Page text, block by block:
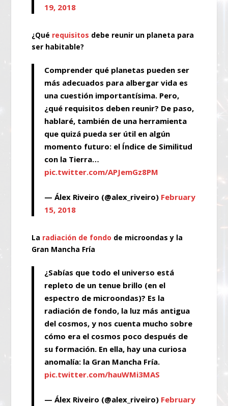
19, 2018
¿Qué requisitos debe reunir un planeta para
ser habitable?
Comprender qué planetas pueden ser
más adecuados para albergar vida es
una cuestión importantísima. Pero,
¿qué requisitos deben reunir? De paso,
hablaré, también de una herramienta
que quizá pueda ser útil en algún
momento futuro: el Índice de Similitud
con la Tierra…
pic.twitter.com/APJemGz8PM
— Álex Riveiro (@alex_riveiro) February
15, 2018
La radiación de fondo de microondas y la
Gran Mancha Fría
¿Sabías que todo el universo está
repleto de un tenue brillo (en el
espectro de microondas)? Es la
radiación de fondo, la luz más antigua
del cosmos, y nos cuenta mucho sobre
cómo era el cosmos poco después de
su formación. En ella, hay una curiosa
anomalía: la Gran Mancha Fría.
pic.twitter.com/hauWMi3MAS
— Álex Riveiro (@alex_riveiro) February